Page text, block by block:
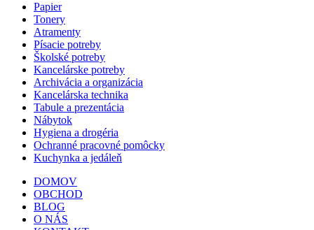
Papier
Tonery
Atramenty
Písacie potreby
Školské potreby
Kancelárske potreby
Archivácia a organizácia
Kancelárska technika
Tabule a prezentácia
Nábytok
Hygiena a drogéria
Ochranné pracovné pomôcky
Kuchynka a jedáleň
DOMOV
OBCHOD
BLOG
O NÁS